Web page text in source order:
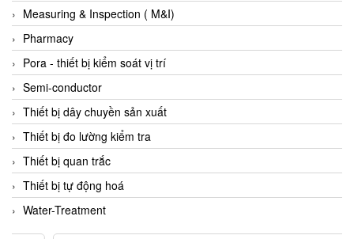
Dynisco
E+E ELEKTRONIK
E+H
E2S
Earthtech
Eaton
EBMPAPST
ECKERLE
Ecom-EX
ECONEX
Measuring & Inspection ( M&I)
Pharmacy
Pora - thiết bị kiểm soát vị trí
Semi-conductor
Thiết bị dây chuyền sản xuất
Thiết bị đo lường kiểm tra
Thiết bị quan trắc
Thiết bị tự động hoá
Water-Treatment